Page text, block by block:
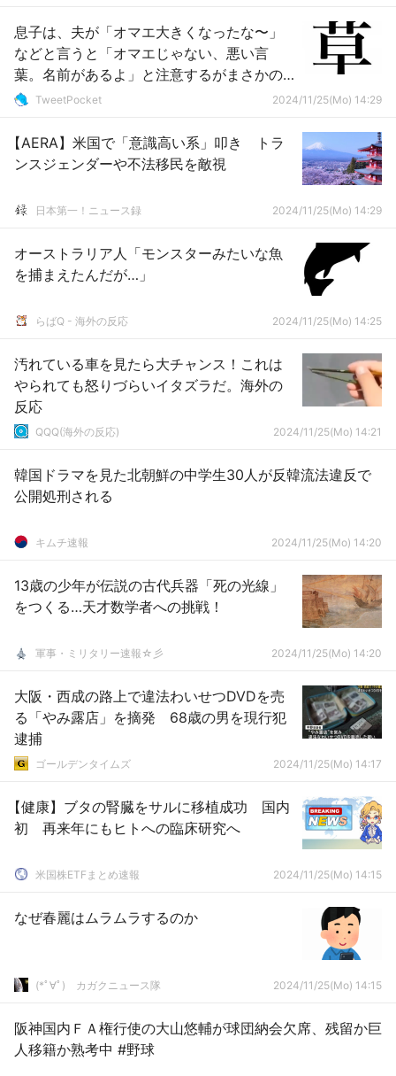
息子は、夫が「オマエ大きくなったな〜」
などと言うと「オマエじゃない、悪い言
葉。名前があるよ」と注意するがまさかの
人物に裏切られてた…
TweetPocket 2024/11/25(Mo) 14:29
【AERA】米国で「意識高い系」叩き トラ
ンスジェンダーや不法移民を敵視
日本第一！ニュース録 2024/11/25(Mo) 14:29
オーストラリア人「モンスターみたいな魚
を捕まえたんだが…」
らばQ - 海外の反応 2024/11/25(Mo) 14:25
汚れている車を見たら大チャンス！これは
やられても怒りづらいイタズラだ。海外の
反応
QQQ(海外の反応) 2024/11/25(Mo) 14:21
韓国ドラマを見た北朝鮮の中学生30人が反韓流法違反で
公開処刑される
キムチ速報 2024/11/25(Mo) 14:20
13歳の少年が伝説の古代兵器「死の光線」
をつくる…天才数学者への挑戦！
軍事・ミリタリー速報☆彡 2024/11/25(Mo) 14:20
大阪・西成の路上で違法わいせつDVDを売
る「やみ露店」を摘発 68歳の男を現行犯
逮捕
ゴールデンタイムズ 2024/11/25(Mo) 14:17
【健康】ブタの腎臓をサルに移植成功 国内
初 再来年にもヒトへの臨床研究へ
米国株ETFまとめ速報 2024/11/25(Mo) 14:15
なぜ春麗はムラムラするのか
(*ﾟ∀ﾟ)ゞカガクニュース隊 2024/11/25(Mo) 14:15
阪神国内ＦＡ権行使の大山悠輔が球団納会欠席、残留か巨
人移籍か熟考中 #野球